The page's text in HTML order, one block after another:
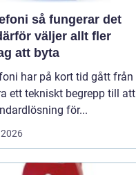
det
väljer allt fler
att byta
har på kort tid gått från
ett tekniskt begrepp till att
för...